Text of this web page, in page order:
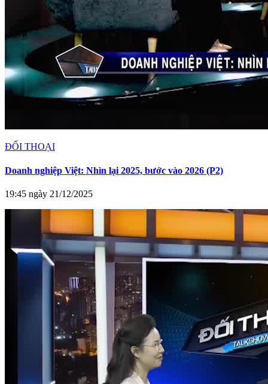
ĐỐI THOẠI
Doanh nghiệp Việt: Nhìn lại 2025, bước vào 2026 (P2)
19:45 ngày 21/12/2025